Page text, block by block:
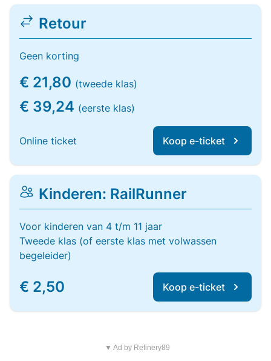
Retour
Geen korting
€ 21,80 (tweede klas)
€ 39,24 (eerste klas)
Online ticket Koop e-ticket
Kinderen: RailRunner
Voor kinderen van 4 t/m 11 jaar
Tweede klas (of eerste klas met volwassen
begeleider)
€ 2,50 Koop e-ticket
▼ Ad by Refinery89